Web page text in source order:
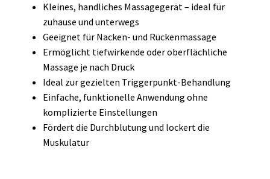
Kleines, handliches Massagegerät – ideal für
zuhause und unterwegs
Geeignet für Nacken- und Rückenmassage
Ermöglicht tiefwirkende oder oberflächliche
Massage je nach Druck
Ideal zur gezielten Triggerpunkt-Behandlung
Einfache, funktionelle Anwendung ohne
komplizierte Einstellungen
Fördert die Durchblutung und lockert die
Muskulatur